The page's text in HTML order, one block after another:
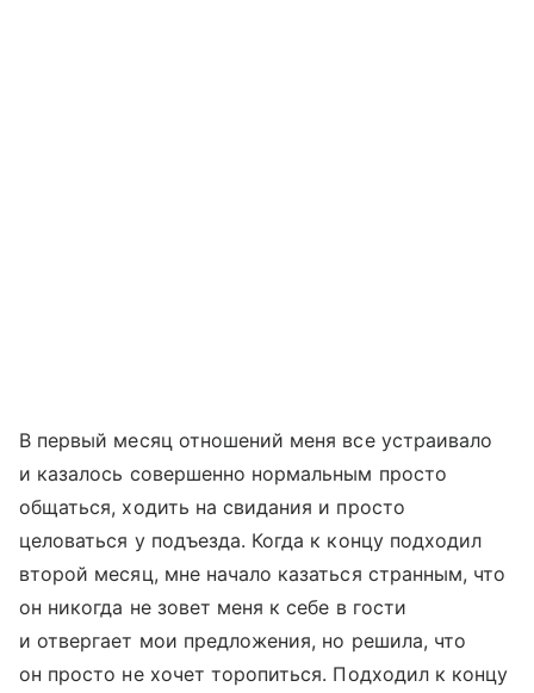
В первый месяц отношений меня все устраивало
и казалось совершенно нормальным просто
общаться, ходить на свидания и просто
целоваться у подъезда. Когда к концу подходил
второй месяц, мне начало казаться странным, что
он никогда не зовет меня к себе в гости
и отвергает мои предложения, но решила, что
он просто не хочет торопиться. Подходил к концу